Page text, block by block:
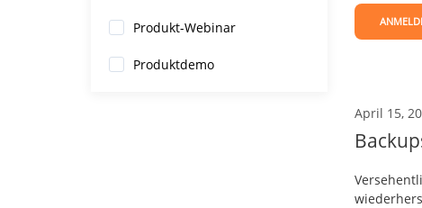
Produkt-Webinar
Produktdemo
April 15,